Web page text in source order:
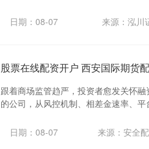
日期：08-07 来源：泓川
股票在线配资开户 西安国际期货
跟着商场监管趋严，投资者愈发关怀
的公司，从风控机制、相差金速率、
日期：08-07 来源：安全